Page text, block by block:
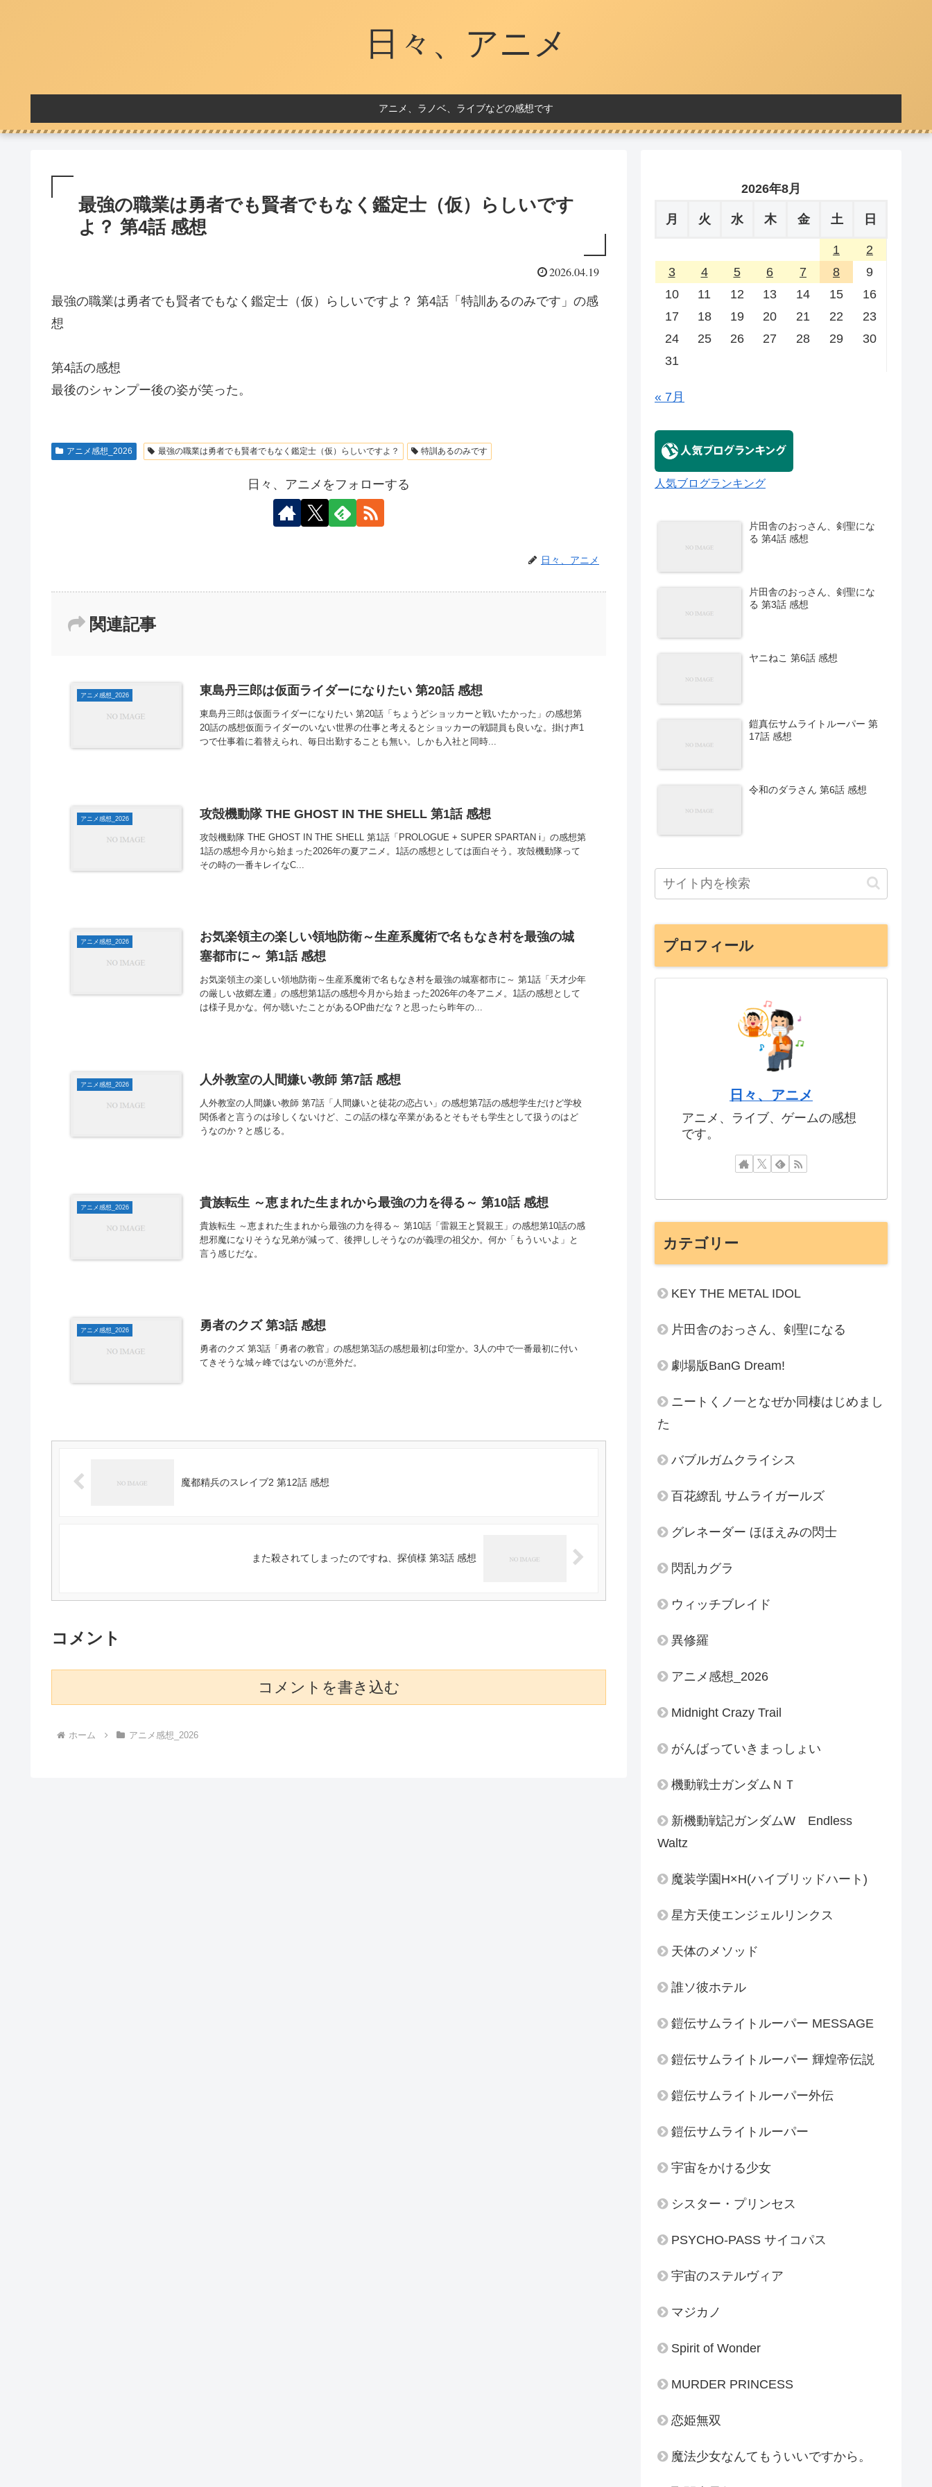
日々、アニメ
アニメ、ラノベ、ライブなどの感想です
最強の職業は勇者でも賢者でもなく鑑定士（仮）らしいです
よ？ 第4話 感想
2026.04.19
最強の職業は勇者でも賢者でもなく鑑定士（仮）らしいですよ？ 第4話「特訓あるのみです」の感
想
第4話の感想
最後のシャンプー後の姿が笑った。
アニメ感想_2026 最強の職業は勇者でも賢者でもなく鑑定士（仮）らしいですよ？ 特訓あるのみです
日々、アニメをフォローする
日々、アニメ
関連記事
アニメ感想_2026 東島丹三郎は仮面ライダーになりたい 第20話 感想
東島丹三郎は仮面ライダーになりたい 第20話「ちょうどショッカーと戦いたかった」の感想第
20話の感想仮面ライダーのいない世界の仕事と考えるとショッカーの戦闘員も良いな。掛け声1
つで仕事着に着替えられ、毎日出勤することも無い。しかも入社と同時...
アニメ感想_2026 攻殻機動隊 THE GHOST IN THE SHELL 第1話 感想
攻殻機動隊 THE GHOST IN THE SHELL 第1話「PROLOGUE + SUPER SPARTAN i」の感想第
1話の感想今月から始まった2026年の夏アニメ。1話の感想としては面白そう。攻殻機動隊って
その時の一番キレイなC...
アニメ感想_2026
お気楽領主の楽しい領地防衛～生産系魔術で名もなき村を最強の城
塞都市に～ 第1話 感想
お気楽領主の楽しい領地防衛～生産系魔術で名もなき村を最強の城塞都市に～ 第1話「天才少年
の厳しい故郷左遷」の感想第1話の感想今月から始まった2026年の冬アニメ。1話の感想として
は様子見かな。何か聴いたことがあるOP曲だな？と思ったら昨年の...
アニメ感想_2026 人外教室の人間嫌い教師 第7話 感想
人外教室の人間嫌い教師 第7話「人間嫌いと徒花の恋占い」の感想第7話の感想学生だけど学校
関係者と言うのは珍しくないけど、この話の様な卒業があるとそもそも学生として扱うのはど
うなのか？と感じる。
アニメ感想_2026 貴族転生 ～恵まれた生まれから最強の力を得る～ 第10話 感想
貴族転生 ～恵まれた生まれから最強の力を得る～ 第10話「雷親王と賢親王」の感想第10話の感
想邪魔になりそうな兄弟が減って、後押ししそうなのが義理の祖父か。何か「もういいよ」と
言う感じだな。
アニメ感想_2026 勇者のクズ 第3話 感想
勇者のクズ 第3話「勇者の教官」の感想第3話の感想最初は印堂か。3人の中で一番最初に付い
てきそうな城ヶ峰ではないのが意外だ。
魔都精兵のスレイブ2 第12話 感想
また殺されてしまったのですね、探偵様 第3話 感想
コメント
コメントを書き込む
ホーム アニメ感想_2026
2026年8月
月 火 水 木 金 土 日
1
2
3
4 5 6 7 8
9
10
11 12 13 14 15
16
17
18 19 20 21 22
23
24
25 26 27 28 29
30
31
« 7月
人気ブログランキング
片田舎のおっさん、剣聖にな
る 第4話 感想
片田舎のおっさん、剣聖にな
る 第3話 感想
ヤニねこ 第6話 感想
鎧真伝サムライトルーパー 第
17話 感想
令和のダラさん 第6話 感想
プロフィール
日々、アニメ
アニメ、ライブ、ゲームの感想
です。
カテゴリー
KEY THE METAL IDOL
片田舎のおっさん、剣聖になる
劇場版BanG Dream!
ニートくノ一となぜか同棲はじめまし
た
バブルガムクライシス
百花繚乱 サムライガールズ
グレネーダー ほほえみの閃士
閃乱カグラ
ウィッチブレイド
異修羅
アニメ感想_2026
Midnight Crazy Trail
がんばっていきまっしょい
機動戦士ガンダムＮＴ
新機動戦記ガンダムW Endless
Waltz
魔装学園H×H(ハイブリッドハート)
星方天使エンジェルリンクス
天体のメソッド
誰ソ彼ホテル
鎧伝サムライトルーパー MESSAGE
鎧伝サムライトルーパー 輝煌帝伝説
鎧伝サムライトルーパー外伝
鎧伝サムライトルーパー
宇宙をかける少女
シスター・プリンセス
PSYCHO-PASS サイコパス
宇宙のステルヴィア
マジカノ
Spirit of Wonder
MURDER PRINCESS
恋姫無双
魔法少女なんてもういいですから。